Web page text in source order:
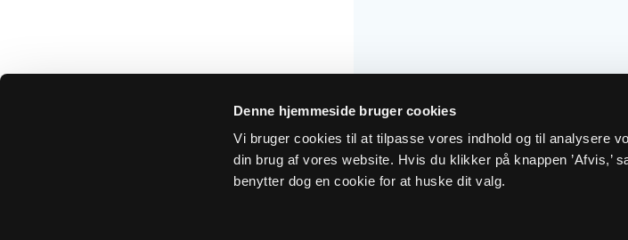
Denne hjemmeside bruger cookies
Vi bruger cookies til at tilpasse vores indhold og til analysere
din brug af vores website. Hvis du klikker på knappen
benytter dog en cookie for at huske dit valg.